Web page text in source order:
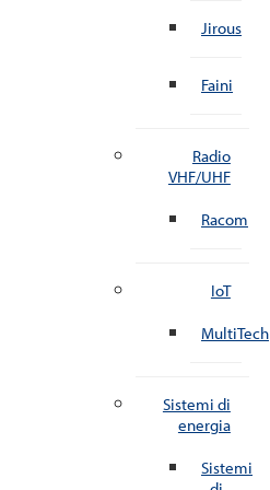
Jirous
Faini
Radio
VHF/UHF
Racom
IoT
MultiTech
Sistemi di
energia
Sistemi